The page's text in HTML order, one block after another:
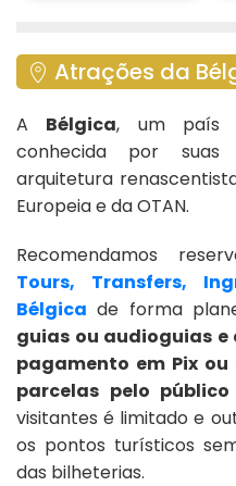
Atrações da
A Bélgica, um país
conhecida por suas
arquitetura
Europeia e da OTAN.
Recomendamos
Tours, Transfers,
Bélgica de forma
guias ou audioguias
pagamento em Pix
parcelas pelo
visitantes é limitado e
os pontos turísticos
das bilheterias.